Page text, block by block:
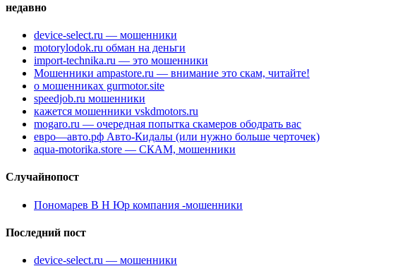
недавно
device-select.ru — мошенники
motorylodok.ru обман на деньги
import-technika.ru — это мошенники
Мошенники ampastore.ru — внимание это скам, читайте!
о мошенниках gurmotor.site
speedjob.ru мошенники
кажется мошенники vskdmotors.ru
mogaro.ru — очередная попытка скамеров ободрать вас
евро—авто.рф Авто-Кидалы (или нужно больше черточек)
aqua-motorika.store — СКАМ, мошенники
Случайнопост
Пономарев В Н Юр компания -мошенники
Последний пост
device-select.ru — мошенники